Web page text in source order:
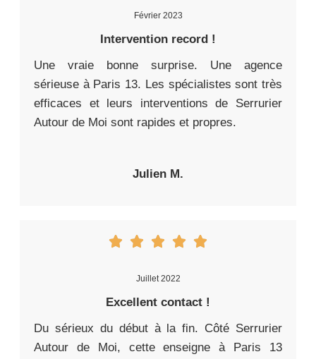
Février 2023
Intervention record !
Une vraie bonne surprise. Une agence
sérieuse à Paris 13. Les spécialistes sont très
efficaces et leurs interventions de Serrurier
Autour de Moi sont rapides et propres.
Julien M.
Juillet 2022
Excellent contact !
Du sérieux du début à la fin. Côté Serrurier
Autour de Moi, cette enseigne à Paris 13